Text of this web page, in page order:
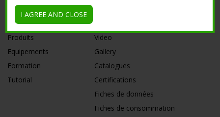
CATALOGUE
Produits
Equipements
Formation
Tutorial
Video
Gallery
Catalogues
Certifications
Fiches de données
Fiches de consommation
I AGREE AND CLOSE